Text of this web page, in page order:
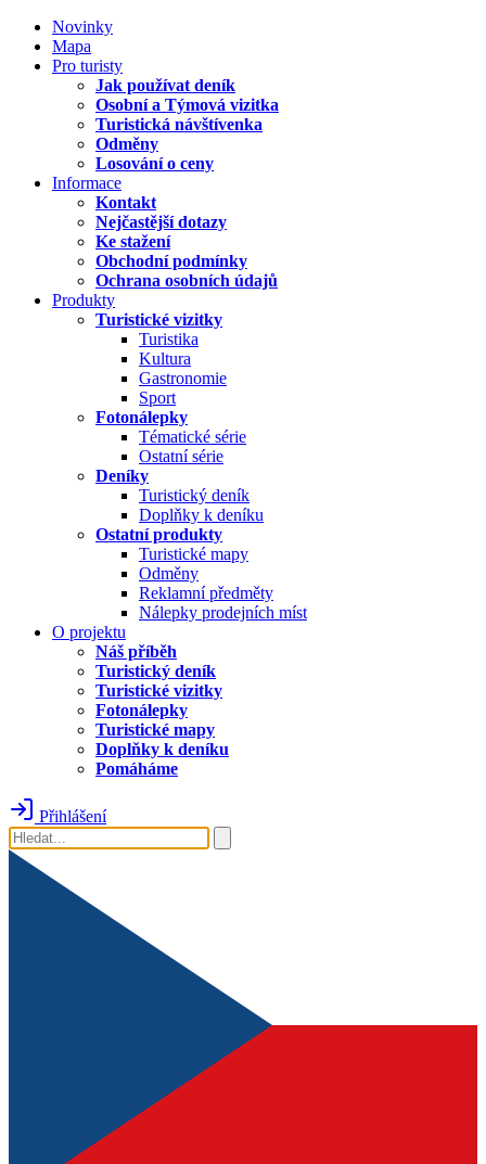
Novinky
Mapa
Pro turisty
Jak používat deník
Osobní a Týmová vizitka
Turistická návštívenka
Odměny
Losování o ceny
Informace
Kontakt
Nejčastější dotazy
Ke stažení
Obchodní podmínky
Ochrana osobních údajů
Produkty
Turistické vizitky
Turistika
Kultura
Gastronomie
Sport
Fotonálepky
Tématické série
Ostatní série
Deníky
Turistický deník
Doplňky k deníku
Ostatní produkty
Turistické mapy
Odměny
Reklamní předměty
Nálepky prodejních míst
O projektu
Náš příběh
Turistický deník
Turistické vizitky
Fotonálepky
Turistické mapy
Doplňky k deníku
Pomáháme
Přihlášení